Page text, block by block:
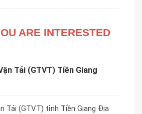
ARE INTERESTED
Tải (GTVT) Tiền Giang
Tải (GTVT) tỉnh Tiền Giang Địa